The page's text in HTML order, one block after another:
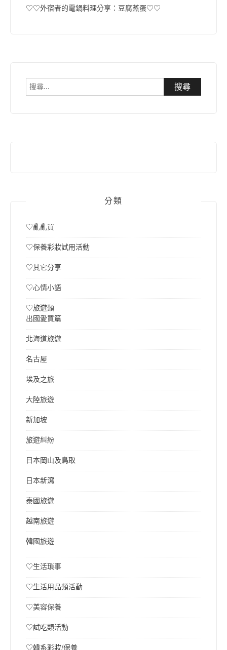
♡♡外宿者的電鍋料理分享：豆腐蒸蛋♡♡
搜
分類
♡亂亂買
♡保養彩妝試用活動
♡其它分享
♡心情小語
♡旅遊類
出國愛買篇
北海道旅遊
名古屋
埃及之旅
大陸旅遊
新加坡
旅遊糾紛
日本岡山及鳥取
日本新瀉
泰國旅遊
越南旅遊
韓國旅遊
♡生活瑣事
♡生活用品類活動
♡美容保養
♡試吃類活動
♡韓系彩妝/保養